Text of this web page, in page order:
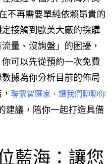
不再需要單純依賴昂貴的
接觸到歐美大廠的採購
量、沒詢盤」的困擾，
可以先從預約一次免費
據為你分析目前的佈局
聯繫智匯家，讓我們聊聊你
建議，陪你一起打造具備
藍海：讓您